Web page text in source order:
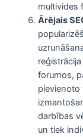
multivides
Ārējais
forumos,
pievienoto
darbības
un tiek